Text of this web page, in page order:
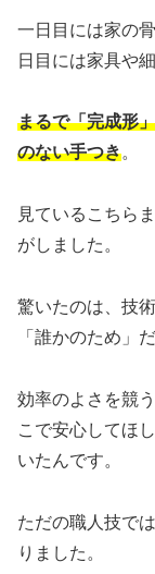
一日目には家の
日目には家具や
まるで「完成形
のない手つき。
見ているこちら
がしました。
驚いたのは、技
「誰かのため」
効率のよさを競
こで安心してほ
いたんです。
ただの職人技では
りました。